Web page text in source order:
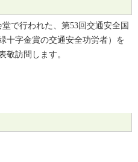
で行われた、第53回交通安全国
十字金賞の交通安全功労者）を
敬訪問します。